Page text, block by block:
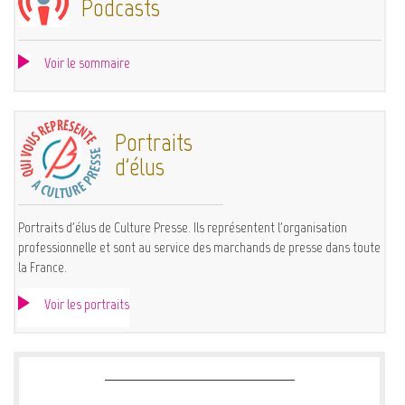
Podcasts
Voir le sommaire
Portraits
d'élus
Portraits d'élus de Culture Presse. Ils représentent l'organisation
professionnelle et sont au service des marchands de presse dans toute
la France.
Voir les portraits